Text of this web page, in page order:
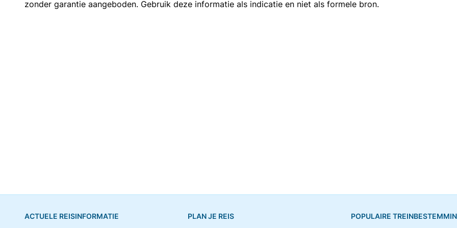
zonder garantie aangeboden. Gebruik deze informatie als indicatie en niet als formele bron.
ACTUELE REISINFORMATIE PLAN JE REIS POPULAIRE